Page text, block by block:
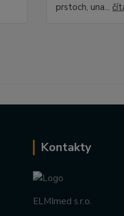
prstoch, una...
Kontakty
ELMImed s.r.o.